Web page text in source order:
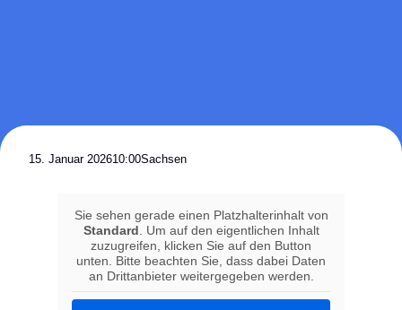
15. Januar 202610:00Sachsen
Sie sehen gerade einen Platzhalterinhalt von
Standard . Um auf den eigentlichen Inhalt
zuzugreifen, klicken Sie auf den Button
unten. Bitte beachten Sie, dass dabei Daten
an Drittanbieter weitergegeben werden.